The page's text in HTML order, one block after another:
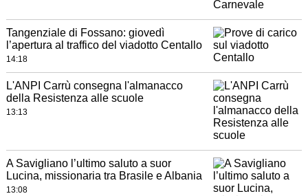
Tangenziale di Fossano: giovedì
l’apertura al traffico del viadotto Centallo
14:18
L'ANPI Carrù consegna l'almanacco
della Resistenza alle scuole
13:13
A Savigliano l’ultimo saluto a suor
Lucina, missionaria tra Brasile e Albania
13:08